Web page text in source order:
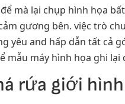
mà lại chụp hình họa
gương bên. việc trò
yêu and hấp dẫn tất cả
mẫu máy hình họa ghi
rứa giới